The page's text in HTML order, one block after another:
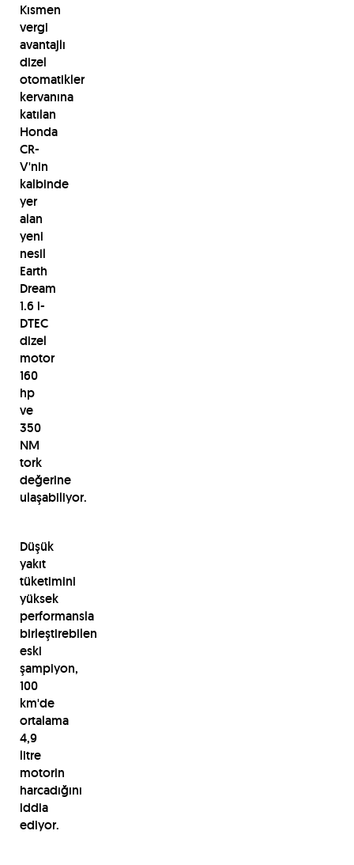
Kısmen
vergi
avantajlı
dizel
otomatikler
kervanına
katılan
Honda
CR-
V'nin
kalbinde
yer
alan
yeni
nesil
Earth
Dream
1.6 i-
DTEC
dizel
motor
160
hp
ve
350
NM
tork
değerine
ulaşabiliyor.
Düşük
yakıt
tüketimini
yüksek
performansla
birleştirebilen
eski
şampiyon,
100
km'de
ortalama
4,9
litre
motorin
harcadığını
iddia
ediyor.